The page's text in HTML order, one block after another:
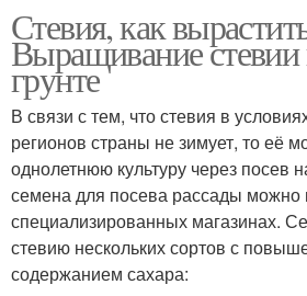
Стевия, как
Выращивание
грунте
В связи с тем, что стевия в
регионов страны не зимует, то её
однолетнюю культуру через посев
семена для посева рассады можно
специализированных магазинах.
стевию нескольких сортов с
содержанием сахара: